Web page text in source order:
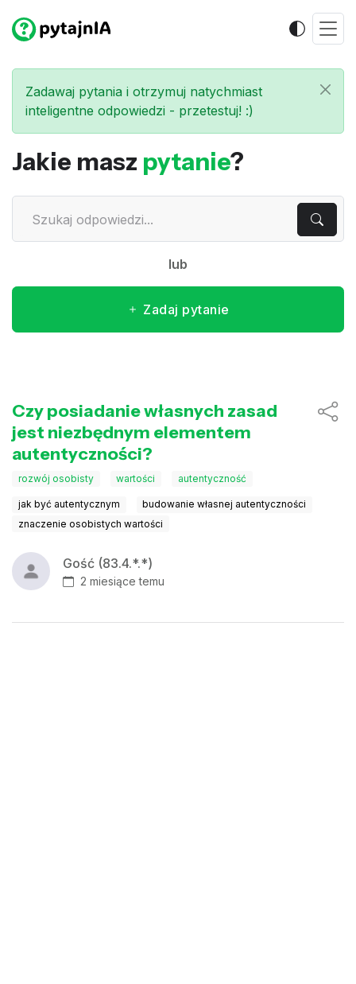
Zadawaj pytania i otrzymuj natychmiast
inteligentne odpowiedzi - przetestuj! :)
Jakie masz pytanie?
lub
Zadaj pytanie
Czy posiadanie własnych zasad
jest niezbędnym elementem
autentyczności?
rozwój osobisty wartości autentyczność
jak być autentycznym
budowanie własnej autentyczności
znaczenie osobistych wartości
Gość (83.4.*.*)
2 miesiące temu